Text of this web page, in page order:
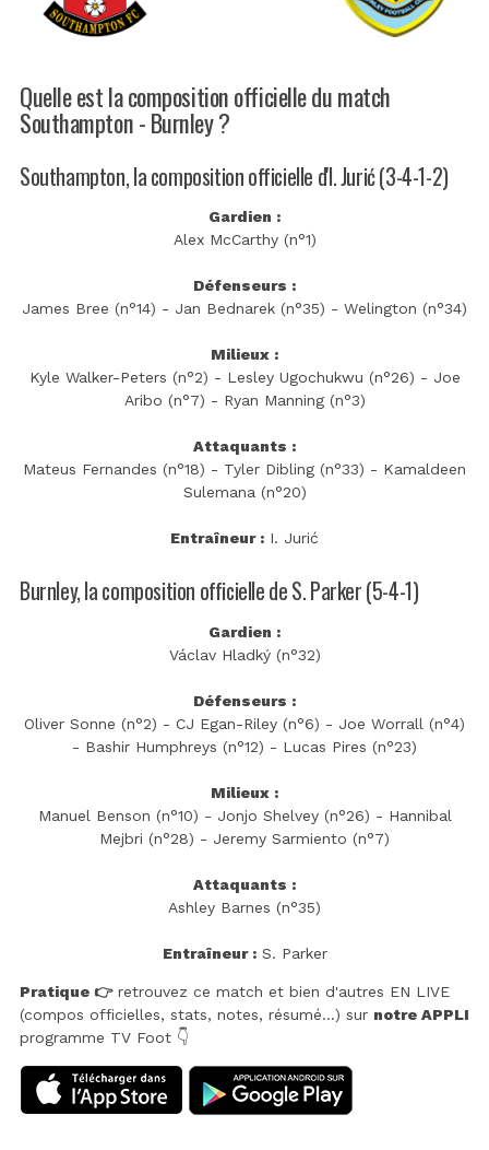
Quelle est la composition officielle du match
Southampton - Burnley ?
Southampton, la composition officielle d'I. Jurić (3-4-1-2)
Gardien :
Alex McCarthy (n°1)
Défenseurs :
James Bree (n°14) - Jan Bednarek (n°35) - Welington (n°34)
Milieux :
Kyle Walker-Peters (n°2) - Lesley Ugochukwu (n°26) - Joe
Aribo (n°7) - Ryan Manning (n°3)
Attaquants :
Mateus Fernandes (n°18) - Tyler Dibling (n°33) - Kamaldeen
Sulemana (n°20)
Entraîneur : I. Jurić
Burnley, la composition officielle de S. Parker (5-4-1)
Gardien :
Václav Hladký (n°32)
Défenseurs :
Oliver Sonne (n°2) - CJ Egan-Riley (n°6) - Joe Worrall (n°4)
- Bashir Humphreys (n°12) - Lucas Pires (n°23)
Milieux :
Manuel Benson (n°10) - Jonjo Shelvey (n°26) - Hannibal
Mejbri (n°28) - Jeremy Sarmiento (n°7)
Attaquants :
Ashley Barnes (n°35)
Entraîneur :S. Parker
Pratique 👉retrouvez ce match et bien d'autres EN LIVE
(compos officielles, stats, notes, résumé...) sur notre APPLI
programme TV Foot 👇